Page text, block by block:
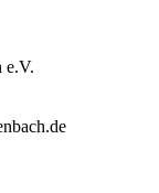
e.V.